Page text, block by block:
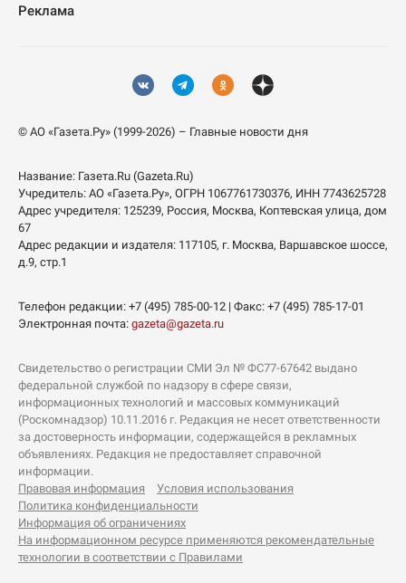
Реклама
© АО «Газета.Ру» (1999-2026) – Главные новости дня
Название: Газета.Ru (Gazeta.Ru)
Учредитель: АО «Газета.Ру», ОГРН 1067761730376, ИНН 7743625728
Адрес учредителя: 125239, Россия, Москва, Коптевская улица, дом
67
Адрес редакции и издателя: 117105, г. Москва, Варшавское шоссе,
д.9, стр.1
Телефон редакции: +7 (495) 785-00-12 | Факс: +7 (495) 785-17-01
Электронная почта: gazeta@gazeta.ru
Свидетельство о регистрации СМИ Эл № ФС77-67642 выдано
федеральной службой по надзору в сфере связи,
информационных технологий и массовых коммуникаций
(Роскомнадзор) 10.11.2016 г. Редакция не несет ответственности
за достоверность информации, содержащейся в рекламных
объявлениях. Редакция не предоставляет справочной
информации.
Правовая информация
Условия использования
Политика конфиденциальности
Информация об ограничениях
На информационном ресурсе применяются рекомендательные
технологии в соответствии с Правилами